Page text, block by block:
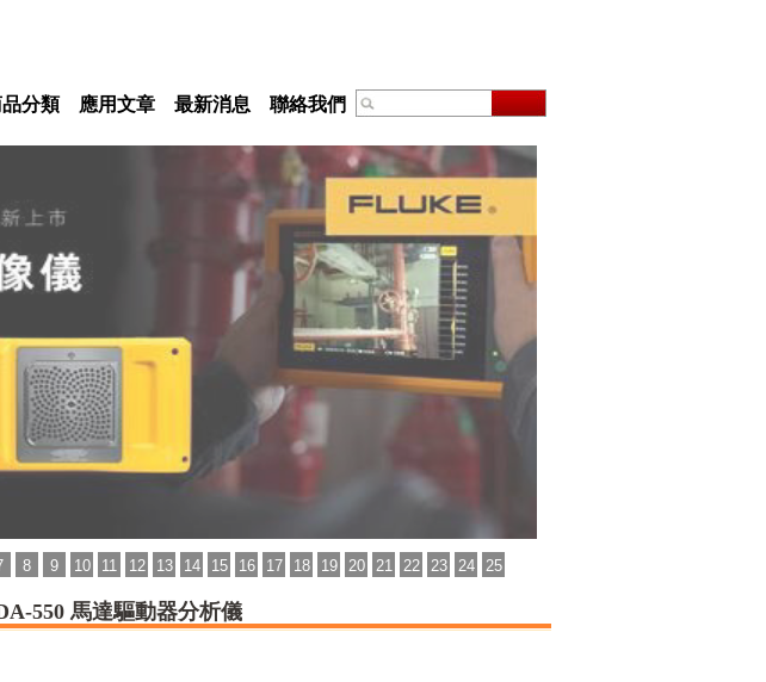
分類 應用文章 最新消息 聯絡我們
8 9 10 11 12 13 14 15 16 17 18 19 20 21 22 23 24 25
550 馬達驅動器分析儀